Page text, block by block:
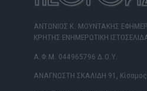
ΑΝΤΩΝΙΟΣ Κ. ΜΟΥΝΤΑΚΗΣ
ΚΡΗΤΗΣ ΕΝΗΜΕΡΩΤΙΚΗ
Α.Φ.Μ. 044965796 Δ.Ο.Υ.
ΑΝΑΓΝΩΣΤΗ ΣΚΑΛΙΔΗ 91,